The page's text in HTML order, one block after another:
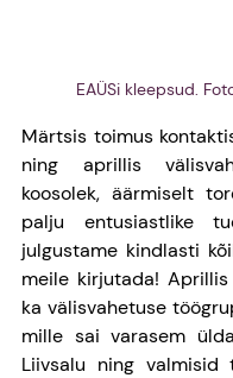
EAÜSi kleepsud.
Märtsis toimus
ning aprillis
koosolek, äärmiselt
palju entusiastlike
julgustame kindlasti
meile kirjutada!
ka välisvahetuse
mille sai varasem
Liivsalu ning valmisid